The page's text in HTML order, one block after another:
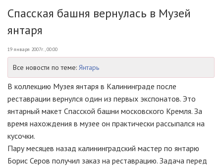
Спасская башня вернулась в Музей
янтаря
19 января 2007г., 00:00
Все новости по теме: Янтарь
В коллекцию Музея янтаря в Калининграде после
реставрации вернулся один из первых экспонатов. Это
янтарный макет Спасской башни московского Кремля. За
время нахождения в музее он практически рассыпался на
кусочки.
Пару месяцев назад калининградский мастер по янтарю
Борис Серов получил заказ на реставрацию. Задача перед